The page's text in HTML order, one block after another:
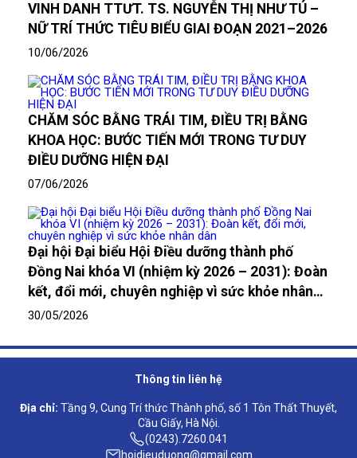
VINH DANH TTƯT. TS. NGUYỄN THỊ NHƯ TÚ –
NỮ TRÍ THỨC TIÊU BIỂU GIAI ĐOẠN 2021–2026
10/06/2026
CHĂM SÓC BẰNG TRÁI TIM, ĐIỀU TRỊ BẰNG
KHOA HỌC: BƯỚC TIẾN MỚI TRONG TƯ DUY
ĐIỀU DƯỠNG HIỆN ĐẠI
07/06/2026
Đại hội Đại biểu Hội Điều dưỡng thành phố
Đồng Nai khóa VI (nhiệm kỳ 2026 – 2031): Đoàn
kết, đổi mới, chuyên nghiệp vì sức khỏe nhân
dân
30/05/2026
Thông tin liên hệ
Địa chỉ: Tầng 9, Cung Trí thức Thành phố, số 1 Tôn Thất Thuyết,
Cầu Giấy, Hà Nội.
(0243).7260.041
hoidieuduong@gmail.com